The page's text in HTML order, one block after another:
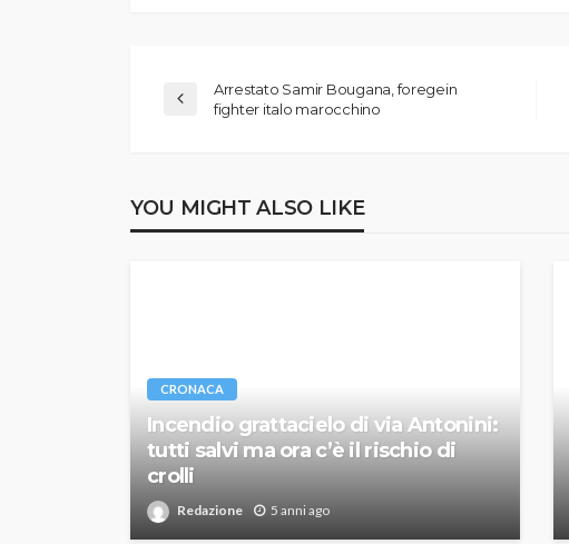
Arrestato Samir Bougana, foregein
fighter italo marocchino
YOU MIGHT ALSO LIKE
CRONACA
Incendio grattacielo di via Antonini:
tutti salvi ma ora c’è il rischio di
crolli
Redazione 5 anni ago